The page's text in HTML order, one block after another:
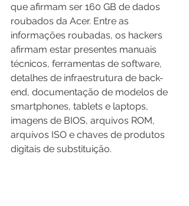
que afirmam ser 160 GB de dados
roubados da Acer. Entre as
informações roubadas, os hackers
afirmam estar presentes manuais
técnicos, ferramentas de software,
detalhes de infraestrutura de back-
end, documentação de modelos de
smartphones, tablets e laptops,
imagens de BIOS, arquivos ROM,
arquivos ISO e chaves de produtos
digitais de substituição.